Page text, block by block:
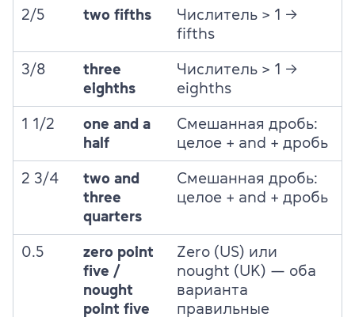
2/5 two fifths
Числитель > 1 →
fifths
3/8
three
eighths
Числитель > 1 →
eighths
1 1/2
one and a
half
Смешанная дробь:
целое + and + дробь
2 3/4
two and
three
quarters
Смешанная дробь:
целое + and + дробь
0.5
zero point
five /
nought
point five
Zero (US) или
nought (UK) — оба
варианта
правильные